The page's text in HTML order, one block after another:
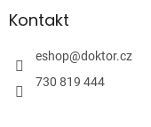
Kontakt
eshop@doktor.cz
730 819 444